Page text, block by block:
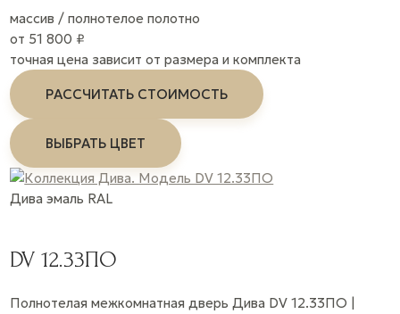
массив / полнотелое полотно
от 51 800 ₽
точная цена зависит от размера и комплекта
РАССЧИТАТЬ СТОИМОСТЬ
ВЫБРАТЬ ЦВЕТ
Дива эмаль RAL
DV 12.33ПО
Полнотелая межкомнатная дверь Дива DV 12.33ПО |